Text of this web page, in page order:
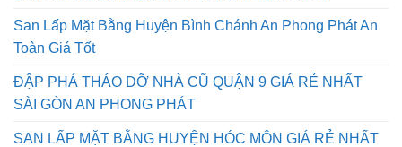
San Lấp Mặt Bằng Huyện Bình Chánh An Phong Phát An
Toàn Giá Tốt
ĐẬP PHÁ THÁO DỠ NHÀ CŨ QUẬN 9 GIÁ RẺ NHẤT
SÀI GÒN AN PHONG PHÁT
SAN LẤP MẶT BẰNG HUYỆN HÓC MÔN GIÁ RẺ NHẤT